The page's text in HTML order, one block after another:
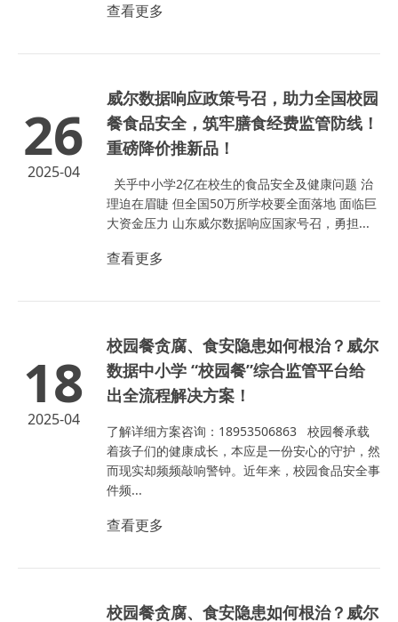
查看更多
26
2025-04
威尔数据响应政策号召，助力全国校园
餐食品安全，筑牢膳食经费监管防线！
重磅降价推新品！
关乎中小学2亿在校生的食品安全及健康问题 治
理迫在眉睫 但全国50万所学校要全面落地 面临巨
大资金压力 山东威尔数据响应国家号召，勇担...
查看更多
18
2025-04
校园餐贪腐、食安隐患如何根治？威尔
数据中小学 “校园餐”综合监管平台给
出全流程解决方案！
了解详细方案咨询：18953506863 校园餐承载
着孩子们的健康成长，本应是一份安心的守护，然
而现实却频频敲响警钟。近年来，校园食品安全事
件频...
查看更多
校园餐贪腐、食安隐患如何根治？威尔